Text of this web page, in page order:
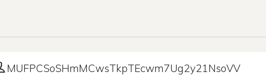
MUFPCSoSHmMCwsTkpTEcwm7Ug2y21NsoVV